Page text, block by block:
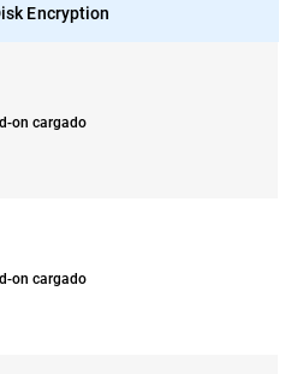
Encryption
on cargado
on cargado